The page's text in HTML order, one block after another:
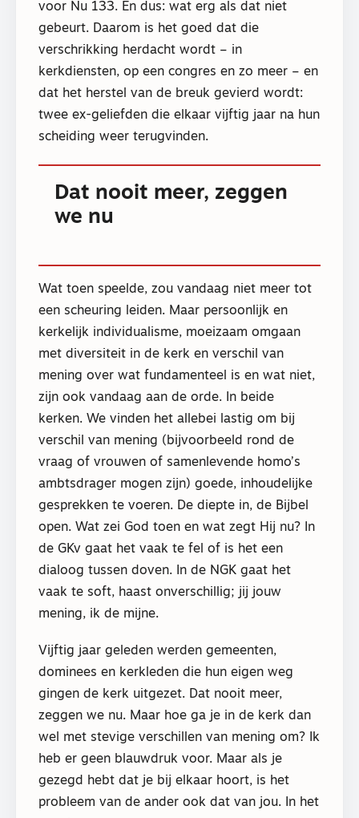
voor Nu 133. En dus: wat erg als dat niet
gebeurt. Daarom is het goed dat die
verschrikking herdacht wordt – in
kerkdiensten, op een congres en zo meer – en
dat het herstel van de breuk gevierd wordt:
twee ex-geliefden die elkaar vijftig jaar na hun
scheiding weer terugvinden.
Dat nooit meer, zeggen
we nu
Wat toen speelde, zou vandaag niet meer tot
een scheuring leiden. Maar persoonlijk en
kerkelijk individualisme, moeizaam omgaan
met diversiteit in de kerk en verschil van
mening over wat fundamenteel is en wat niet,
zijn ook vandaag aan de orde. In beide
kerken. We vinden het allebei lastig om bij
verschil van mening (bijvoorbeeld rond de
vraag of vrouwen of samenlevende homo’s
ambtsdrager mogen zijn) goede, inhoudelijke
gesprekken te voeren. De diepte in, de Bijbel
open. Wat zei God toen en wat zegt Hij nu? In
de GKv gaat het vaak te fel of is het een
dialoog tussen doven. In de NGK gaat het
vaak te soft, haast onverschillig; jij jouw
mening, ik de mijne.
Vijftig jaar geleden werden gemeenten,
dominees en kerkleden die hun eigen weg
gingen de kerk uitgezet. Dat nooit meer,
zeggen we nu. Maar hoe ga je in de kerk dan
wel met stevige verschillen van mening om? Ik
heb er geen blauwdruk voor. Maar als je
gezegd hebt dat je bij elkaar hoort, is het
probleem van de ander ook dat van jou. In het